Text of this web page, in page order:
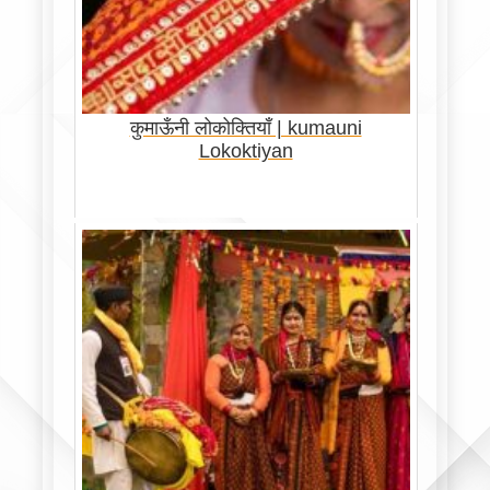
कुमाऊँनी लोकोक्तियाँ | kumauni
Lokoktiyan